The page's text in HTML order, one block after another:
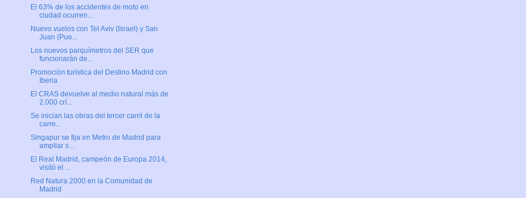
El 63% de los accidentes de moto en
ciudad ocurren...
Nuevo vuelos con Tel Aviv (Israel) y San
Juan (Pue...
Los nuevos parquímetros del SER que
funcionarán de...
Promoción turística del Destino Madrid con
Iberia
El CRAS devuelve al medio natural más de
2.000 crí...
Se inician las obras del tercer carril de la
carre...
Singapur se fija en Metro de Madrid para
ampliar s...
El Real Madrid, campeón de Europa 2014,
visitó el ...
Red Natura 2000 en la Comunidad de
Madrid